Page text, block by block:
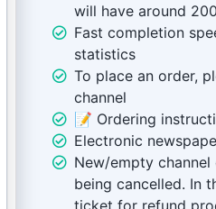
will have around
Fast completion
statistics
To place an order,
channel
📝 Ordering
Electronic
New/empty
being cancelled. In
ticket for refund